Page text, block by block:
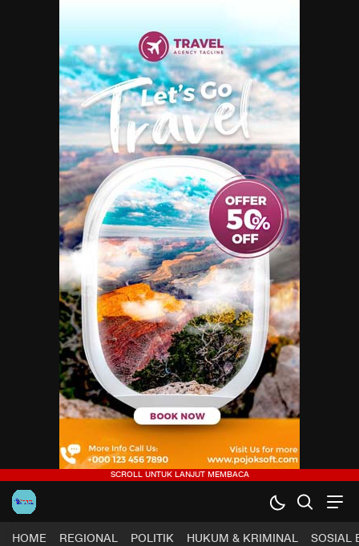
Harapan Sultra .COM |
Lugas, Tuntas dan Terpercaya
HOME REGIONAL POLITIK HUKUM & KRIMINAL SOSIAL